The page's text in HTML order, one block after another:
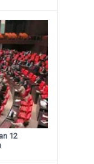
12